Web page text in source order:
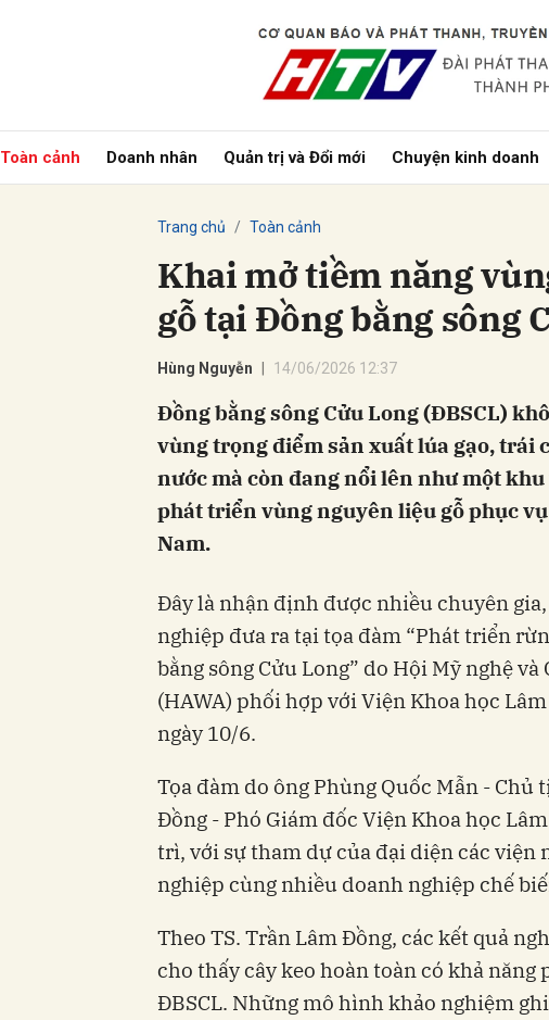
Toàn cảnh Doanh nhân Quản trị và Đổi mới Chuyện kinh doanh
Trang chủ Toàn cảnh
Khai mở tiềm năng
gỗ tại Đồng bằng sông
Hùng Nguyễn 14/06/2026 12:37
Đồng bằng sông Cửu Long (ĐBSCL)
vùng trọng điểm sản xuất lúa gạo, trái
nước mà còn đang nổi lên như một
phát triển vùng nguyên liệu gỗ phục
Nam.
Đây là nhận định được nhiều chuyên
nghiệp đưa ra tại tọa đàm “Phát triển
bằng sông Cửu Long” do Hội Mỹ nghệ và
(HAWA) phối hợp với Viện Khoa học
ngày 10/6.
Tọa đàm do ông Phùng Quốc Mẫn - Chủ
Đồng - Phó Giám đốc Viện Khoa học
trì, với sự tham dự của đại diện các viện
nghiệp cùng nhiều doanh nghiệp chế
Theo TS. Trần Lâm Đồng, các kết quả
cho thấy cây keo hoàn toàn có khả
ĐBSCL. Những mô hình khảo nghiệm